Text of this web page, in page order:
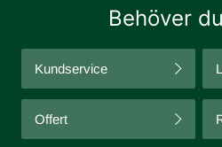
Behöver
Kundservice
Offert